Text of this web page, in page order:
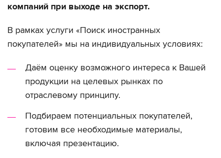
компаний при выходе на экспорт.
В рамках услуги «Поиск иностранных
покупателей» мы на индивидуальных условиях:
Даём оценку возможного интереса к Вашей
продукции на целевых рынках по
отраслевому принципу.
Подбираем потенциальных покупателей,
готовим все необходимые материалы,
включая презентацию.